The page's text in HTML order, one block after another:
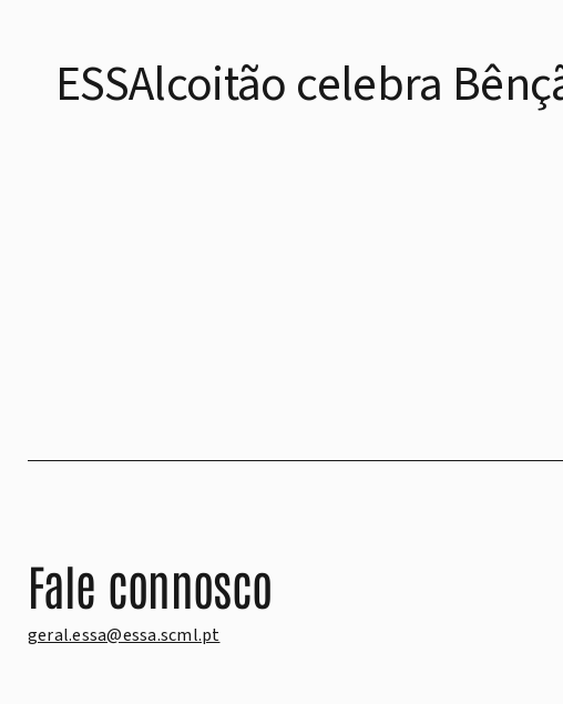
ESSAlcoitão celebra
Fale connosco
geral.essa@essa.scml.pt